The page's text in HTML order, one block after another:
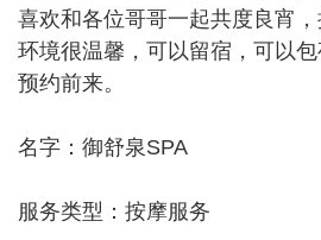
喜欢和各位哥哥一起共度良宵
环境很温馨，可以留宿，可以
预约前来。
名字：御舒泉SPA
服务类型：按摩服务